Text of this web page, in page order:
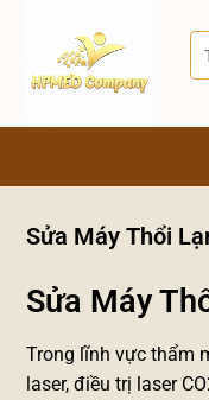
Sửa Máy Thổi
Sửa Máy
Trong lĩnh vực thẩm
laser, điều trị laser